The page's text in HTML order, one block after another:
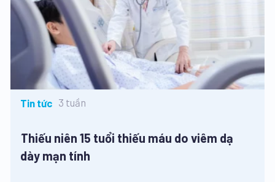
Tin tức 3 tuần
Thiếu niên 15 tuổi thiếu máu do viêm dạ
dày mạn tính